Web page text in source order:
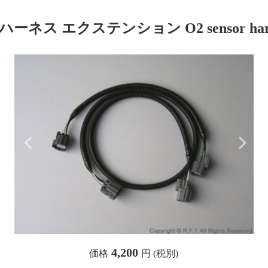
ーネス エクステンション O2 sensor
価格 4,200 円 (税別)